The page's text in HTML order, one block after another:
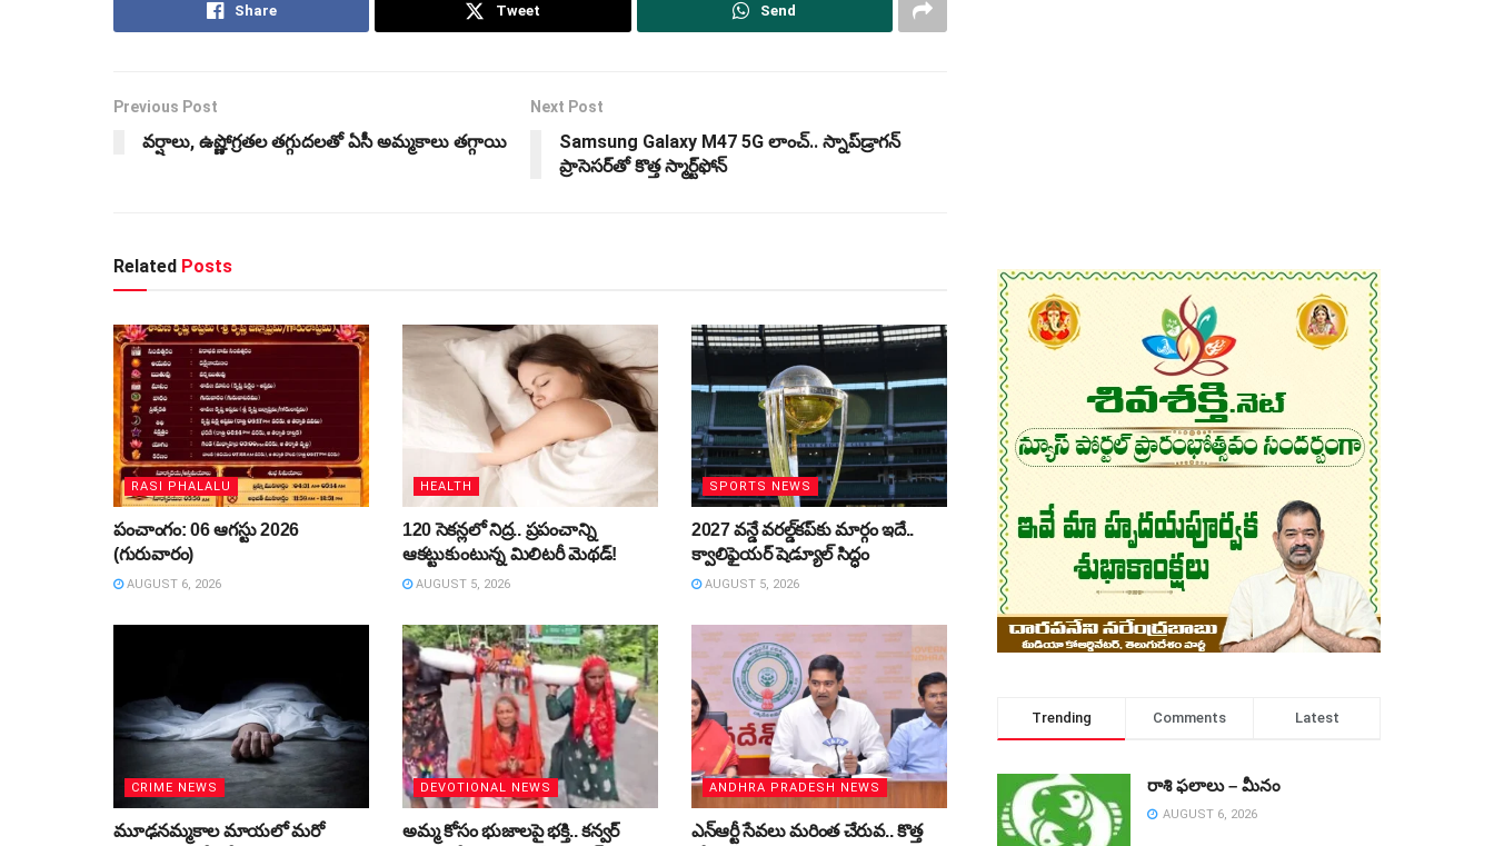
Share Tweet Send
Previous Post
వర్షాలు, ఉష్ణోగ్రతల తగ్గుదలతో ఏసీ అమ్మకాలు తగ్గాయి
Next Post
Samsung Galaxy M47 5G లాంచ్.. స్నాప్‌డ్రాగన్
ప్రాసెసర్‌తో కొత్త స్మార్ట్‌ఫోన్
Related Posts
RASI PHALALU
పంచాంగం: 06 ఆగస్టు 2026
(గురువారం)
AUGUST 6, 2026
HEALTH
120 సెకన్లలో నిద్ర.. ప్రపంచాన్ని
ఆకట్టుకుంటున్న మిలిటరీ మెథడ్!
AUGUST 5, 2026
SPORTS NEWS
2027 వన్డే వరల్డ్‌కప్‌కు మార్గం ఇదే..
క్వాలిఫైయర్ షెడ్యూల్ సిద్ధం
AUGUST 5, 2026
CRIME NEWS
మూఢనమ్మకాల మాయలో మరో
DEVOTIONAL NEWS
అమ్మ కోసం భుజాలపై భక్తి.. కన్వర్‌
ANDHRA PRADESH NEWS
ఎన్ఆర్టీ సేవలు మరింత చేరువ.. కొత్త
Trending Comments Latest
రాశి ఫలాలు – మీనం
AUGUST 6, 2026